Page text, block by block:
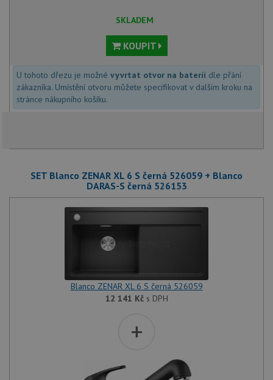
SKLADEM
KOUPIT
U tohoto dřezu je možné vyvrtat otvor na baterii dle přání
zákazníka. Umístění otvoru můžete specifikovat v dalším kroku na
stránce nákupního košíku.
SET Blanco ZENAR XL 6 S černá 526059 + Blanco
DARAS-S černá 526153
Blanco ZENAR XL 6 S černá 526059
12 141 Kčs DPH
+